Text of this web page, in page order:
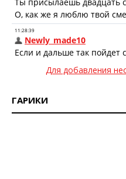
Для добавления
ГАРИКИ